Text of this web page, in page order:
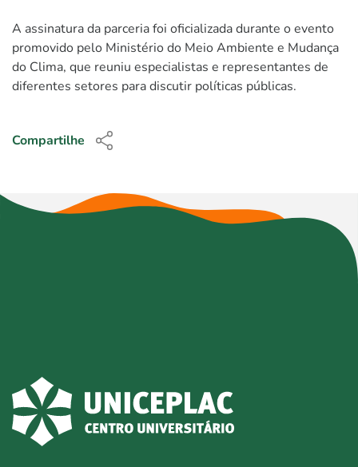
A assinatura da parceria foi oficializada durante o evento
promovido pelo Ministério do Meio Ambiente e Mudança
do Clima, que reuniu especialistas e representantes de
diferentes setores para discutir políticas públicas.
Compartilhe